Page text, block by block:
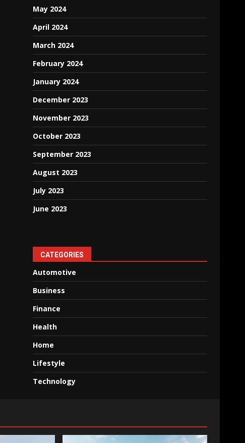
May 2024
April 2024
March 2024
February 2024
January 2024
December 2023
November 2023
October 2023
September 2023
August 2023
July 2023
June 2023
CATEGORIES
Automotive
Business
Finance
Health
Home
Lifestyle
Technology